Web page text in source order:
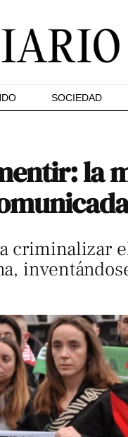
SOCIEDAD
la
criminalizar